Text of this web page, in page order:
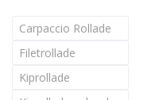
Carpaccio Rollade
Filetrollade
Kiprollade